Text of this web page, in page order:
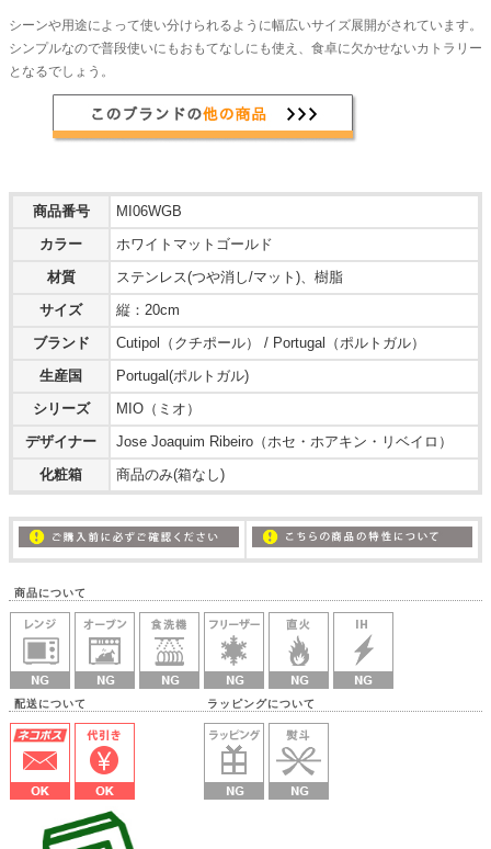
シーンや用途によって使い分けられるように幅広いサイズ展開がされています。
シンプルなので普段使いにもおもてなしにも使え、食卓に欠かせないカトラリー
となるでしょう。
商品番号
MI06WGB
カラー
ホワイトマットゴールド
材質
ステンレス(つや消し/マット)、樹脂
サイズ
縦：20cm
ブランド
Cutipol（クチポール） / Portugal（ポルトガル）
生産国
Portugal(ポルトガル)
シリーズ
MIO（ミオ）
デザイナー
Jose Joaquim Ribeiro（ホセ・ホアキン・リベイロ）
化粧箱
商品のみ(箱なし)
商品について
配送について ラッピングについて